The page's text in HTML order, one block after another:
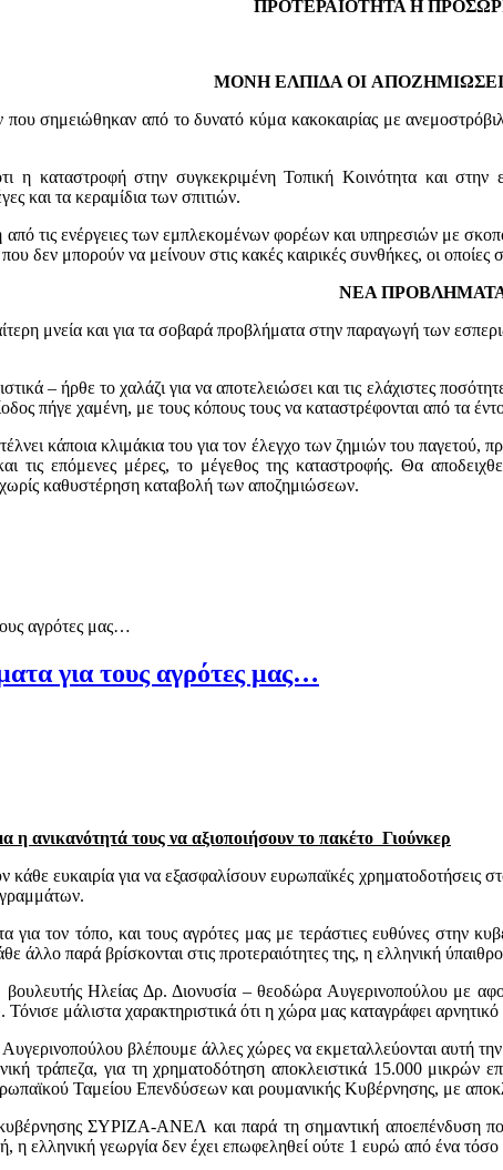
ΠΡΟΤΕΡΑΙΟΤΗΤΑ Η
ΜΟΝΗ ΕΛΠΙΔΑ ΟΙ
που σημειώθηκαν από το δυνατό κύμα κακοκαιρίας με
η καταστροφή στην συγκεκριμένη Τοπική Κοινότητα και
και τα κεραμίδια των σπιτιών.
τις ενέργειες των εμπλεκομένων φορέων και υπηρεσιών με
δεν μπορούν να μείνουν στις κακές καιρικές συνθήκες, οι
ΝΕΑ
μνεία και για τα σοβαρά προβλήματα στην παραγωγή των
– ήρθε το χαλάζι για να αποτελειώσει και τις ελάχιστες
πήγε χαμένη, με τους κόπους τους να καταστρέφονται από τα
κάποια κλιμάκια του για τον έλεγχο των ζημιών του παγετού,
και τις επόμενες μέρες, το μέγεθος της καταστροφής. Θα
χωρίς καθυστέρηση καταβολή των αποζημιώσεων.
για τους αγρότες μας…
η ανικανότητά τους να αξιοποιήσουν το πακέτο Γιούνκερ
κάθε ευκαιρία για να εξασφαλίσουν ευρωπαϊκές
για τον τόπο, και τους αγρότες μας με τεράστιες ευθύνες
άλλο παρά βρίσκονται στις προτεραιότητες της, η ελληνική
Ηλείας Δρ. Διονυσία – θεοδώρα Αυγερινοπούλου με
μάλιστα χαρακτηριστικά ότι η χώρα μας καταγράφει
βλέπουμε άλλες χώρες να εκμεταλλεύονται αυτή
τράπεζα, για τη χρηματοδότηση αποκλειστικά 15.000
Ταμείου Επενδύσεων και ρουμανικής Κυβέρνησης, με
ΣΥΡΙΖΑ-ΑΝΕΛ και παρά τη σημαντική αποεπένδυση
η ελληνική γεωργία δεν έχει επωφεληθεί ούτε 1 ευρώ από ένα